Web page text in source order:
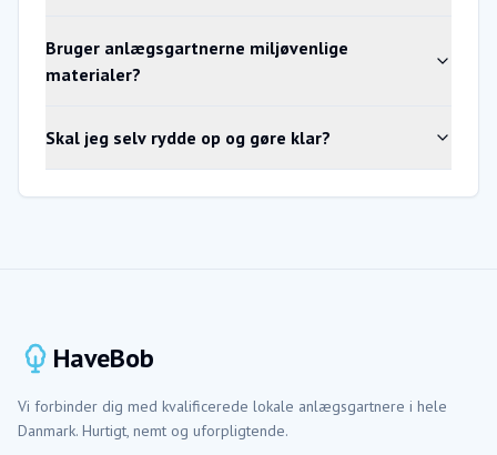
Bruger anlægsgartnerne miljøvenlige
materialer?
Skal jeg selv rydde op og gøre klar?
HaveBob
Vi forbinder dig med kvalificerede lokale anlægsgartnere i hele
Danmark. Hurtigt, nemt og uforpligtende.